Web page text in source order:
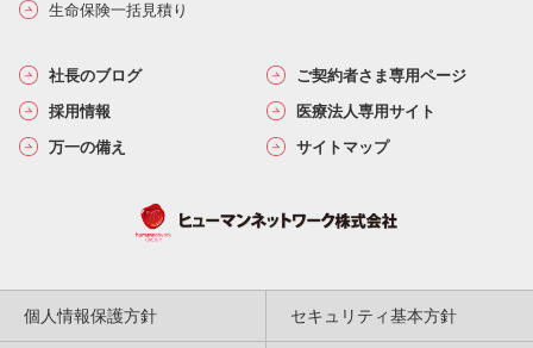
生命保険一括見積り
社長のブログ
ご契約者さま専用ページ
採用情報
医療法人専用サイト
万一の備え
サイトマップ
個人情報保護方針 セキュリティ基本方針